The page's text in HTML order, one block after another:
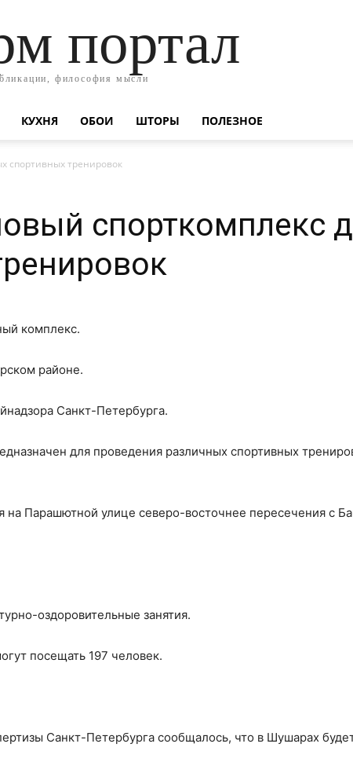
портал
философия мысли
КУХНЯ ОБОИ ШТОРЫ ПОЛЕЗНОЕ
спортивных тренировок
спорткомплекс
комплекс.
районе.
Санкт-Петербурга.
для проведения различных спортивных
на Парашютной улице северо-восточнее пересечения с
оздоровительные занятия.
посещать 197 человек.
Санкт-Петербурга сообщалось, что в Шушарах